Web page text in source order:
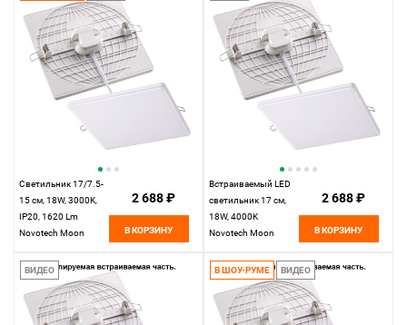
Светильник 17/7.5-
15 см, 18W, 3000K,
IP20, 1620 Lm
Novotech Moon
2 688 ₽
В КОРЗИНУ
Встраиваемый LED
светильник 17 см,
18W, 4000K
Novotech Moon
вр 7,5-15 см
2 688 ₽
В КОРЗИНУ
ВИДЕО В ШОУ-РУМЕ ВИДЕО